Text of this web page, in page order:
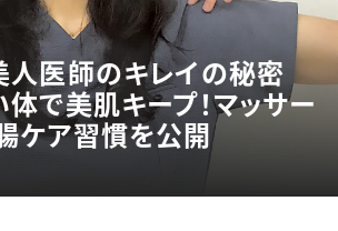
人医師のキレイの秘密
で美肌キープ！マッサー
ケア習慣を公開